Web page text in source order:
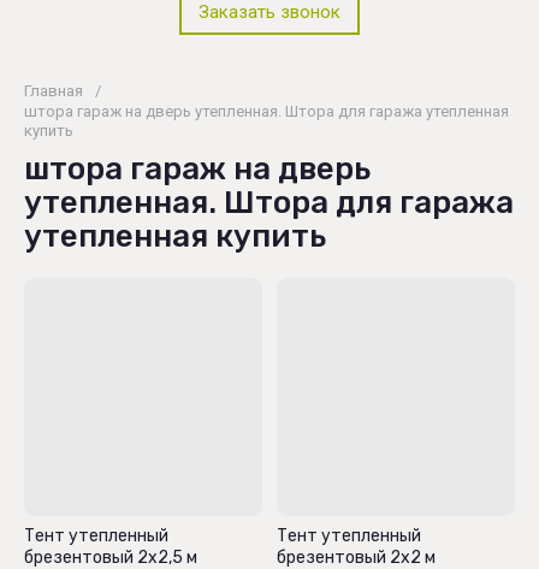
Заказать звонок
Главная
/
штора гараж на дверь утепленная. Штора для гаража утепленная
купить
штора гараж на дверь
утепленная. Штора для гаража
утепленная купить
Тент утепленный
брезентовый 2х2,5 м
Тент утепленный
брезентовый 2х2 м